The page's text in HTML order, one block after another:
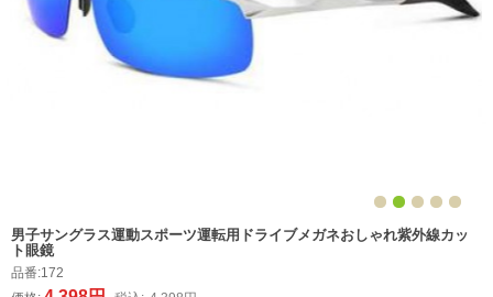
男子サングラス運動スポーツ運転用ドライブメガネおしゃれ紫外線カッ
ト眼鏡
品番:172